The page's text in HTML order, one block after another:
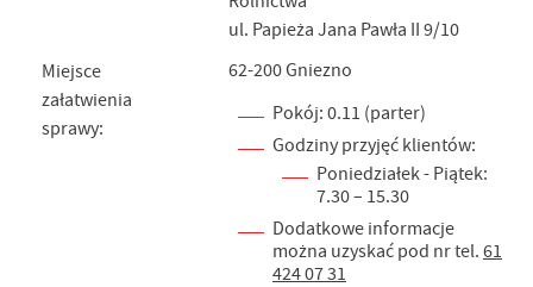
Miejsce
załatwienia
sprawy:
ul. Papieża Jana Pawła II 9/10
62-200 Gniezno
Pokój: 0.11 (parter)
Godziny przyjęć klientów:
Poniedziałek - Piątek:
7.30 – 15.30
Dodatkowe informacje
można uzyskać pod nr tel. 61
424 07 31